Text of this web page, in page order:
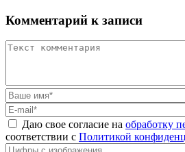
Комментарий к записи
Даю свое согласие на обработку
соответствии с Политикой